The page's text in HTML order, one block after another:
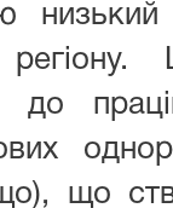
низький
до
що